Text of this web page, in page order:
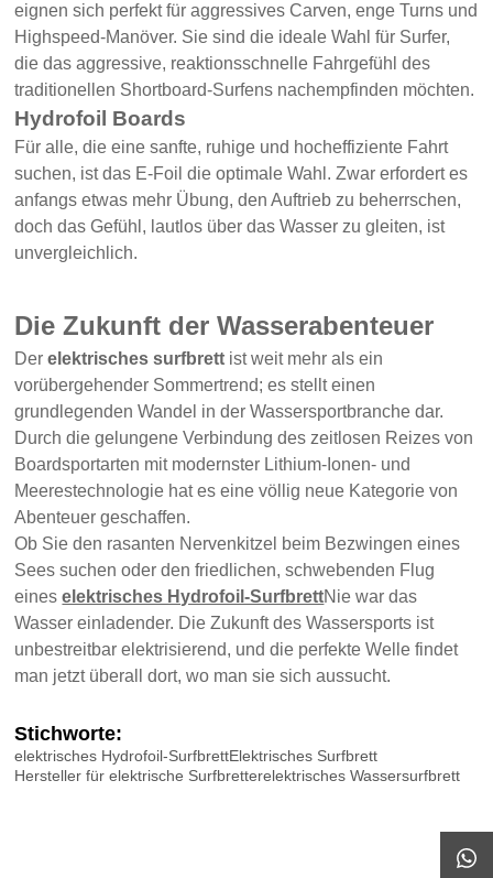
eignen sich perfekt für aggressives Carven, enge Turns und
Highspeed-Manöver. Sie sind die ideale Wahl für Surfer,
die das aggressive, reaktionsschnelle Fahrgefühl des
traditionellen Shortboard-Surfens nachempfinden möchten.
Hydrofoil Boards
Für alle, die eine sanfte, ruhige und hocheffiziente Fahrt
suchen, ist das E-Foil die optimale Wahl. Zwar erfordert es
anfangs etwas mehr Übung, den Auftrieb zu beherrschen,
doch das Gefühl, lautlos über das Wasser zu gleiten, ist
unvergleichlich.
Die Zukunft der Wasserabenteuer
Derelektrisches surfbrett ist weit mehr als ein
vorübergehender Sommertrend; es stellt einen
grundlegenden Wandel in der Wassersportbranche dar.
Durch die gelungene Verbindung des zeitlosen Reizes von
Boardsportarten mit modernster Lithium-Ionen- und
Meerestechnologie hat es eine völlig neue Kategorie von
Abenteuer geschaffen.
Ob Sie den rasanten Nervenkitzel beim Bezwingen eines
Sees suchen oder den friedlichen, schwebenden Flug
eineselektrisches Hydrofoil-SurfbrettNie war das
Wasser einladender. Die Zukunft des Wassersports ist
unbestreitbar elektrisierend, und die perfekte Welle findet
man jetzt überall dort, wo man sie sich aussucht.
Stichworte:
elektrisches Hydrofoil-SurfbrettElektrisches Surfbrett
Hersteller für elektrische Surfbretterelektrisches Wassersurfbrett